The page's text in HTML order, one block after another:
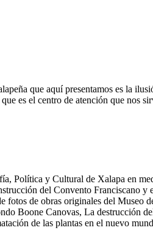
que aquí presentamos es la
es el centro de atención que nos
Política y Cultural de Xalapa en
del Convento Franciscano
de obras originales del Museo
Boone Canovas, La destrucción
de las plantas en el nuevo